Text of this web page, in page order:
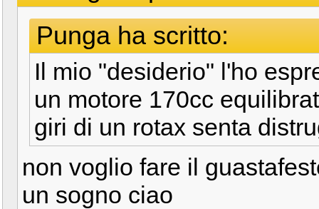
Punga ha scritto:
Il mio "desiderio" l'ho
un motore 170cc
giri di un rotax senta
non voglio fare il
un sogno ciao